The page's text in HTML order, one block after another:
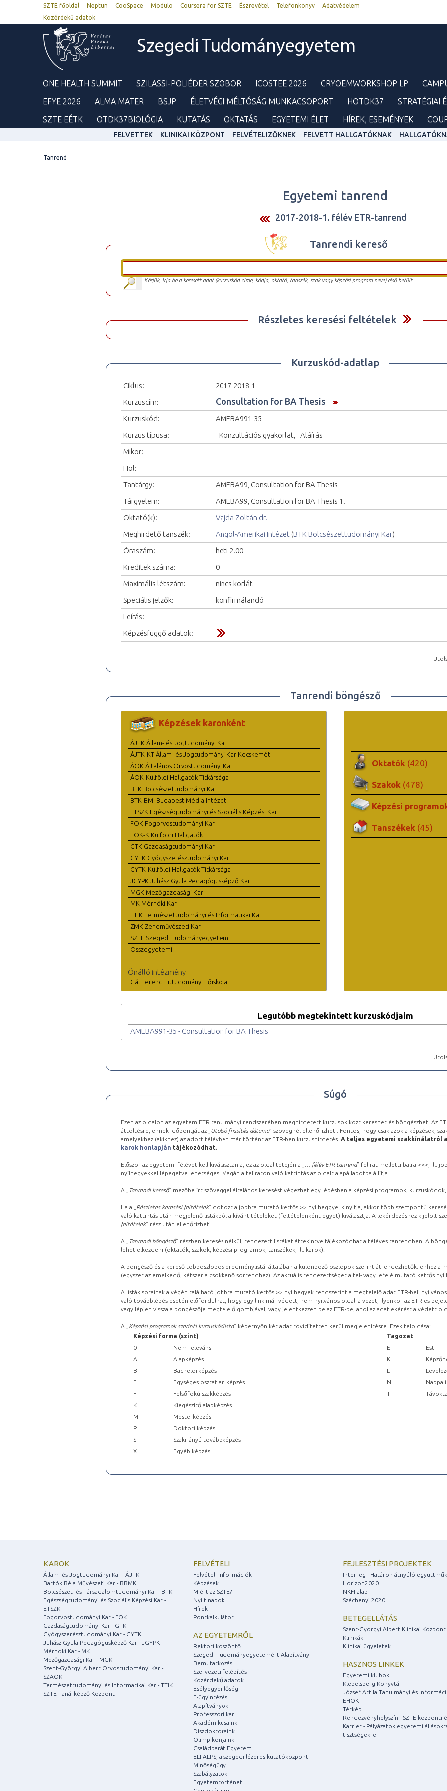
SZTE főoldal Neptun CooSpace Modulo Coursera for SZTE Észrevétel Telefonkönyv
Adatvédelem
Közérdekű adatok
Szegedi Tudományegyetem
ONE HEALTH SUMMIT SZILASSI-POLIÉDER SZOBOR ICOSTEE 2026 CRYOEMWORKSHOP LP
EFYE 2026
ALMA MATER BSJP ÉLETVÉGI MÉLTÓSÁG MUNKACSOPORT HOTDK37 STRATÉGIAI
SZTE EÉTK
OTDK37BIOLÓGIA KUTATÁS OKTATÁS EGYETEMI ÉLET HÍREK, ESEMÉNYEK
FELVETTEK KLINIKAI KÖZPONT FELVÉTELIZŐKNEK FELVETT HALLGATÓKNAK
Tanrend
Egyetemi tanrend
2017-2018-1. félév ETR-tanrend
Tanrendi kereső
Kérjük, írja be a keresett adat (kurzuskód címe, kódja, oktató, tanszék, szak vagy képzési program neve) első betűit.
Részletes keresési feltételek
Kurzuskód-adatlap
Ciklus:
2017-2018-1
Kurzuscím:
Consultation for BA Thesis
Kurzuskód:
AMEBA991-35
Kurzus típusa:
_Konzultációs gyakorlat, _Aláírás
Mikor:
Hol:
Tantárgy:
AMEBA99, Consultation for BA Thesis
Tárgyelem:
AMEBA99, Consultation for BA Thesis 1.
Oktató(k):
Vajda Zoltán dr.
Meghirdető tanszék:
Angol-Amerikai Intézet (BTK Bölcsészettudományi Kar)
Óraszám:
heti 2.00
Kreditek száma:
0
Maximális létszám:
nincs korlát
Speciális jelzők:
konfirmálandó
Leírás:
Képzésfüggő adatok:
Tanrendi böngésző
Képzések karonként
ÁJTK Állam- és Jogtudományi Kar
ÁJTK-KT Állam- és Jogtudományi Kar Kecskemét
ÁOK Általános Orvostudományi Kar
ÁOK-Külföldi Hallgatók Titkársága
BTK Bölcsészettudományi Kar
BTK-BMI Budapest Média Intézet
ETSZK Egészségtudományi és Szociális Képzési Kar
FOK Fogorvostudományi Kar
FOK-K Külföldi Hallgatók
GTK Gazdaságtudományi Kar
GYTK Gyógyszerésztudományi Kar
GYTK-Külföldi Hallgatók Titkársága
JGYPK Juhász Gyula Pedagógusképző Kar
MGK Mezőgazdasági Kar
MK Mérnöki Kar
TTIK Természettudományi és Informatikai Kar
ZMK Zeneművészeti Kar
SZTE Szegedi Tudományegyetem
Összegyetemi
Önálló intézmény
Gál Ferenc Hittudományi Főiskola
Oktatók (420)
Szakok (478)
Képzési
Tanszékek (45)
Legutóbb megtekintett kurzuskódjaim
AMEBA991-35 - Consultation for BA Thesis
Súgó
Ezen az oldalon az egyetem ETR tanulmányi rendszerében meghirdetett kurzusok közt kereshet és böngészhet. Az
áttöltésre, ennek időpontját az „ Utolsó frissítés dátuma” szövegnél ellenőrizheti. Fontos, hogy csak azok a képzések,
amelyekhez (akikhez) az adott félévben már történt az ETR-ben kurzushirdetés. A teljes egyetemi szakkínálatról a
karok honlapján tájékozódhat.
Először az egyetemi félévet kell kiválasztania, ez az oldal tetején a „ … félév ETR-tanrend” felirat melletti balra <<<, ill.
nyílhegyekkel lépegetve lehetséges. Magán a feliraton való kattintás az oldalt alapállapotba állítja.
A „ Tanrendi kereső” mezőbe írt szöveggel általános keresést végezhet egy lépésben a képzési programok,
Ha a „ Részletes keresési feltételek” dobozt a jobbra mutató kettős >> nyílheggyel kinyitja, akkor több szempontú
való kattintás után megjelenő listákból a kívánt tételeket (feltételenként egyet) kiválasztja. A lekérdezéshez kijelölt
feltételek” rész után ellenőrizheti.
A „ Tanrendi böngésző” részben keresés nélkül, rendezett listákat áttekintve tájékozódhat a féléves tanrendben. A
lehet elkezdeni (oktatók, szakok, képzési programok, tanszékek, ill. karok).
A böngésző és a kereső többoszlopos eredménylistái általában a különböző oszlopok szerint átrendezhetők: ehhez a
(egyszer az emelkedő, kétszer a csökkenő sorrendhez). Az aktuális rendezettséget a fel- vagy lefelé mutató kettős
A listák sorainak a végén található jobbra mutató kettős >> nyílhegyek rendszerint a megfelelő adat ETR-beli
való továbblépés esetén előfordulhat, hogy egy link már védett, nem nyilvános oldalra vezet, ilyenkor az ETR-es
vagy lépjen vissza a böngészője megfelelő gombjával, vagy jelentkezzen be az ETR-be, ahol az adatlekérést a védett
A „ Képzési programok szerinti kurzuskódlista” képernyőn két adat rövidítetten kerül megjelenítésre. Ezek feloldása:
Képzési forma (szint)
Tagozat
0
Nem releváns E
Esti
A
Alapképzés K
B
Bachelorképzés L
E
Egységes osztatlan képzés N
Nappali
F
Felsőfokú szakképzés T
K
Kiegészítő alapképzés
M
Mesterképzés
P
Doktori képzés
S
Szakirányú továbbképzés
X
Egyéb képzés
KAROK
Állam- és Jogtudományi Kar - ÁJTK
Bartók Béla Művészeti Kar - BBMK
Bölcsészet- és Társadalomtudományi Kar - BTK
Egészségtudományi és Szociális Képzési Kar -
ETSZK
Fogorvostudományi Kar - FOK
Gazdaságtudományi Kar - GTK
Gyógyszerésztudományi Kar - GYTK
Juhász Gyula Pedagógusképző Kar - JGYPK
Mérnöki Kar - MK
Mezőgazdasági Kar - MGK
Szent-Györgyi Albert Orvostudományi Kar -
SZAOK
Természettudományi és Informatikai Kar - TTIK
SZTE Tanárképző Központ
FELVÉTELI
Felvételi információk
Képzések
Miért az SZTE?
Nyílt napok
Hírek
Pontkalkulátor
AZ EGYETEMRŐL
Rektori köszöntő
Szegedi Tudományegyetemért Alapítvány
Bemutatkozás
Szervezeti felépítés
Közérdekű adatok
Esélyegyenlőség
E-ügyintézés
Alapítványok
Professzori kar
Akadémikusaink
Díszdoktoraink
Olimpikonjaink
Családbarát Egyetem
ELI-ALPS, a szegedi lézeres kutatóközpont
Minőségügy
Szabályzatok
Egyetemtörténet
FEJLESZTÉSI PROJEKTEK
Interreg - Határon átnyúló
Horizon2020
NKFI alap
Széchenyi 2020
BETEGELLÁTÁS
Szent-Györgyi Albert Klinikai Központ
Klinikák
Klinikai ügyeletek
HASZNOS LINKEK
Egyetemi klubok
Klebelsberg Könyvtár
József Attila Tanulmányi és
EHÖK
Térkép
Rendezvényhelyszín - SZTE központi
Karrier - Pályázatok egyetemi
tisztségekre